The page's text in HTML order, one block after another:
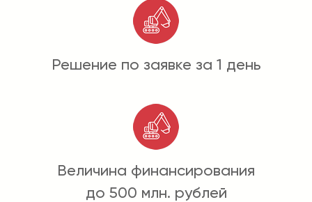
Решение по заявке за 1 день
Величина финансирования
до 500 млн. рублей